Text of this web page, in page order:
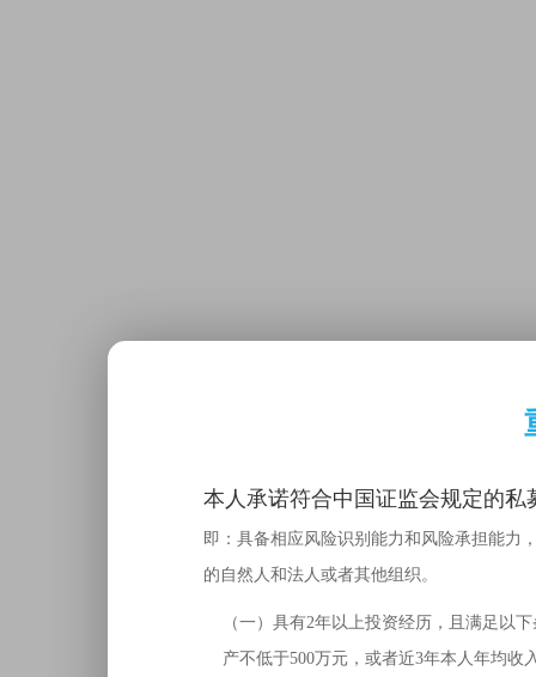
本人承诺符合中国证监会规定的
即：具备相应风险识别能力和风险承担能力
的自然人和法人或者其他组织。
（一）具有2年以上投资经历，且满足以
产不低于500万元，或者近3年本人年均收